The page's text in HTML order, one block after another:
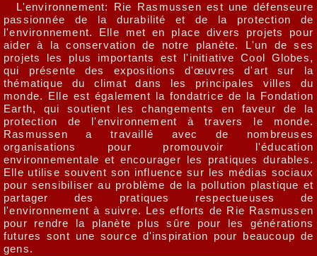
L'environnement: Rie Rasmussen est une défenseure
passionnée de la durabilité et de la protection de
l'environnement. Elle met en place divers projets pour
aider à la conservation de notre planète. L'un de ses
projets les plus importants est l'initiative Cool Globes,
qui présente des expositions d'œuvres d'art sur la
thématique du climat dans les principales villes du
monde. Elle est également la fondatrice de la Fondation
Earth, qui soutient les changements en faveur de la
protection de l'environnement à travers le monde.
Rasmussen a travaillé avec de nombreuses
organisations pour promouvoir l'éducation
environnementale et encourager les pratiques durables.
Elle utilise souvent son influence sur les médias sociaux
pour sensibiliser au problème de la pollution plastique et
partager des pratiques respectueuses de
l'environnement à suivre. Les efforts de Rie Rasmussen
pour rendre la planète plus sûre pour les générations
futures sont une source d'inspiration pour beaucoup de
gens.